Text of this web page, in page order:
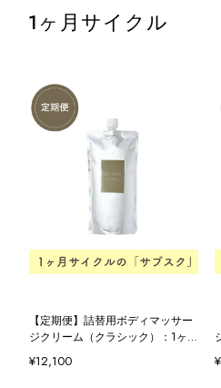
1ヶ月サイクル
【定期便】詰替用ボディマッサー
ジクリーム（クラシック）：1ヶ
月サイクル
¥12,100